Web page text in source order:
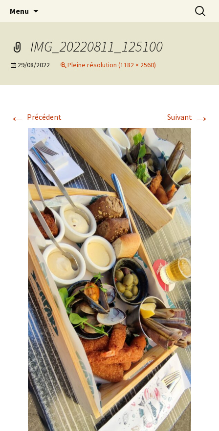
Marc Leroi
Menu
IMG_20220811_125100
29/08/2022 Pleine résolution (1182 × 2560)
← Précédent Suivant →